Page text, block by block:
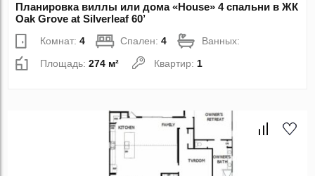
Планировка виллы или дома «House» 4 спальни в ЖК
Oak Grove at Silverleaf 60’
Комнат:4 Спален:4
Ванных:
Площадь:274 м² Квартир: 1